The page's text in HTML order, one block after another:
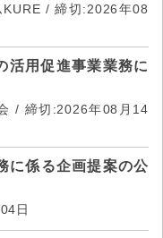
/ 締切:2026年08
活用促進事業業務に
/ 締切:2026年08月14
に係る企画提案の公
日